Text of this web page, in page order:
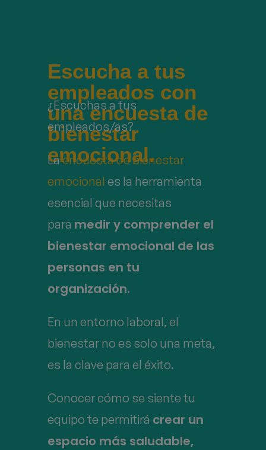
Escucha a tus
empleados con
una encuesta de
bienestar
emocional.
¿Escuchas a tus
empleados/as?
Laencuesta de bienestar
emocional es la herramienta
esencial que necesitas
para medir y comprender el
bienestar emocional de las
personas en tu
organización.
En un entorno laboral, el
bienestar no es solo una meta,
es la clave para el éxito.
Conocer cómo se siente tu
equipo te permitirá crear un
espacio más saludable,